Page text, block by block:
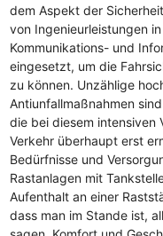
dem Aspekt der
von Ingenieurleistungen
Kommunikations- und
eingesetzt, um die
zu können. Unzählige
Antiunfallmaßnahmen
die bei diesem intensiven
Verkehr überhaupt erst
Bedürfnisse und
Rastanlagen mit
Aufenthalt an einer
dass man im Stande ist,